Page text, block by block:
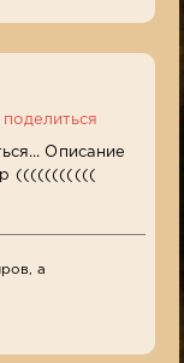
поделиться
Описание
(((((((((((
а